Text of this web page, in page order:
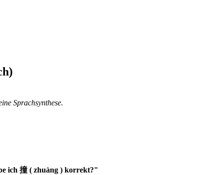
Sprachsynthese.
ich 撞 ( zhuàng ) korrekt?"